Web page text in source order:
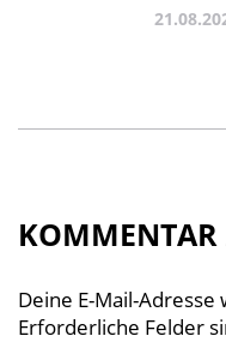
KOMMENTAR
Deine E-Mail-
Erforderliche Felder